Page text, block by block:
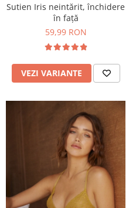
Sutien Iris neintărit, închidere
în față
59,99 RON
VEZI VARIANTE